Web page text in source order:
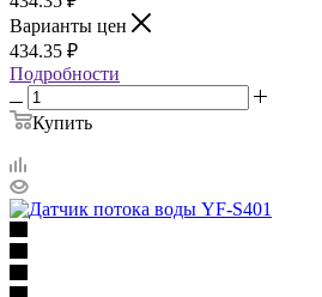
Варианты цен
434.35 ₽
Подробности
Купить